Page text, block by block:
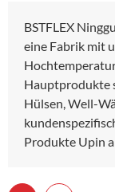
BSTFLEX
eine Fabrik mit
Hauptprodukte
Hülsen, Well-
Produkte Upin